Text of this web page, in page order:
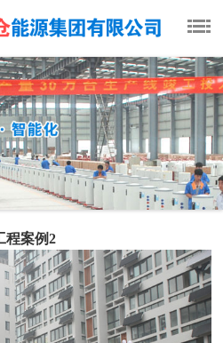
程案例2